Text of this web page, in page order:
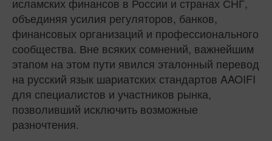
объединяя усилия регуляторов, банков,
финансовых организаций и профессионального
сообщества. Вне всяких сомнений, важнейшим
этапом на этом пути явился эталонный перевод
на русский язык шариатских стандартов AAOIFI
для специалистов и участников рынка,
позволивший исключить возможные
разночтения.